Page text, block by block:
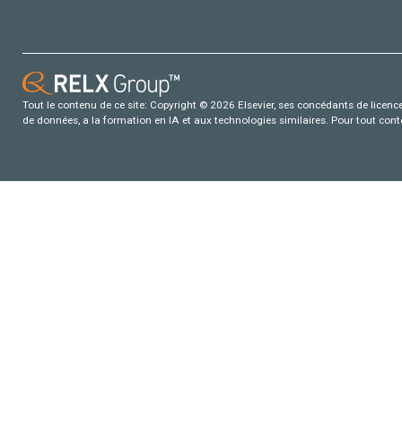
Tout le contenu de ce site: Copyright © 2026 Elsevier, ses concédants de
de données, a la formation en IA et aux technologies similaires. Pour tout